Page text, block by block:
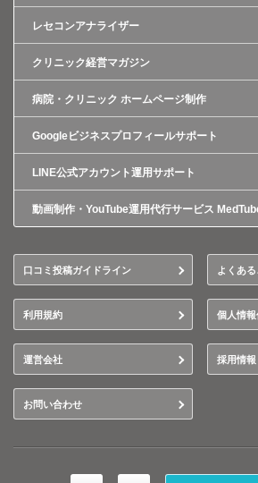
レセコンアナライザー
クリニック経営マガジン
病院・クリニック ホームページ制作
Googleビジネスプロフィールサポート
LINE公式アカウント運用サポート
動画制作・YouTube運用代行サービス
口コミ投稿ガイドライン よくある
利用規約 個人情
運営会社 採用情報
お問い合わせ